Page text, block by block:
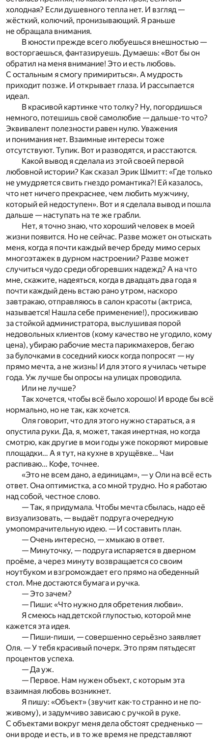
холодная? Если душевного тепла нет. И взгляд —
жёсткий, колючий, пронизывающий. Я раньше
не обращала внимания.
В юности прежде всего любуешься внешностью —
восторгаешься, фантазируешь. Думаешь: «Вот бы он
обратил на меня внимание! Это и есть любовь.
С остальным я смогу примириться». А мудрость
приходит позже. И открывает глаза. И рассыпается
идеал.
В красивой картинке что толку? Ну, погордишься
немного, потешишь своё самолюбие — дальше-то что?
Эквивалент полезности равен нулю. Уважения
и понимания нет. Взаимные интересы тоже
отсутствуют. Тупик. Вот и разводятся, и расстаются.
Какой вывод я сделала из этой своей первой
любовной истории? Как сказал Эрик Шмитт: «Где только
не умудряется свить гнездо романтика?! Ей казалось,
что нет ничего прекраснее, чем любить мужчину,
который ей недоступен». Вот и я сделала вывод и пошла
дальше — наступать на те же грабли.
Нет, я точно знаю, что хороший человек в моей
жизни появится. Но не сейчас. Разве может он отыскать
меня, когда я почти каждый вечер бреду мимо серых
многоэтажек в дурном настроении? Разве может
случиться чудо среди обгоревших надежд? А на что
мне, скажите, надеяться, когда в двадцать два года я
почти каждый день встаю рано утром, наскоро
завтракаю, отправляюсь в салон красоты (актриса,
называется! Нашла себе применение!), просиживаю
за стойкой администратора, выслушивая порой
недовольных клиентов (кому качество не угодило, кому
цена), убираю рабочие места парикмахеров, бегаю
за булочками в соседний киоск когда попросят — ну
прямо мечта, а не жизнь! И для этого я училась четыре
года. Уж лучше бы опросы на улицах проводила.
Или не лучше?
Так хочется, чтобы всё было хорошо! И вроде бы всё
нормально, но не так, как хочется.
Оля говорит, что для этого нужно стараться, а я
опустила руки. Да, я, может, такая инертная, но когда
смотрю, как другие в мои годы уже покоряют мировые
площадки… А я тут, на кухне в хрущёвке… Чаи
распиваю… Кофе, точнее.
«Это не всем дано, а единицам», — у Оли на всё есть
ответ. Она оптимистка, а со мной трудно. Но я работаю
над собой, честное слово.
— Так, я придумала. Чтобы мечта сбылась, надо её
визуализовать, — выдаёт подруга очередную
умопомрачительную идею. — И составить план.
— Очень интересно, — хмыкаю в ответ.
— Минуточку, — подруга испаряется в дверном
проёме, а через минуту возвращается со своим
ноутбуком и взгромождает его прямо на обеденный
стол. Мне достаются бумага и ручка.
— Это зачем?
— Пиши: «Что нужно для обретения любви».
Я смеюсь над детской глупостью, которой мне
кажется эта идея.
— Пиши-пиши, — совершенно серьёзно заявляет
Оля. — У тебя красивый почерк. Это прям пятьдесят
процентов успеха.
— Да уж.
— Первое. Нам нужен объект, с которым эта
взаимная любовь возникнет.
Я пишу: «Объект» (звучит как-то странно и не по-
живому), и задумчиво зависаю с ручкой в руке.
С объектами вокруг меня дела обстоят средненько —
они вроде и есть, и в то же время не представляют